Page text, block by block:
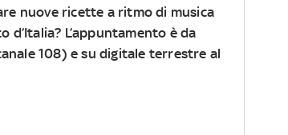
nuove ricette a ritmo di musica
L’appuntamento è da
108) e su digitale terrestre al